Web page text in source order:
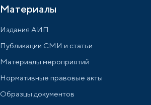
Материалы
Издания АИП
Публикации СМИ и статьи
Материалы мероприятий
Нормативные правовые акты
Образцы документов